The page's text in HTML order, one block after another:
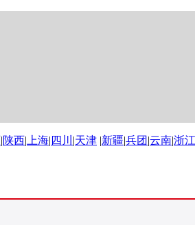
|陕西| 上海| 四川 |天津 |新疆|兵团 |云南|浙江